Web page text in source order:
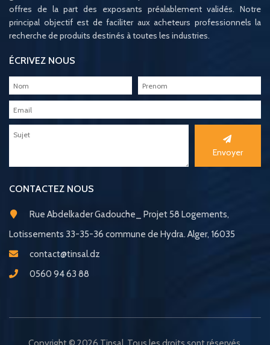
offres de la part des exposants préalablement validés. Notre
principal objectif est de faciliter aux acheteurs professionnels la
recherche de produits destinés à toutes les industries.
ÉCRIVEZ NOUS
Envoyer
CONTACTEZ NOUS
Rue Abdelkader Gadouche_ Projet 58 Logements,
Lotissements 33-35-36 commune de Hydra. Alger, 16035
contact@tinsal.dz
0560 94 63 88